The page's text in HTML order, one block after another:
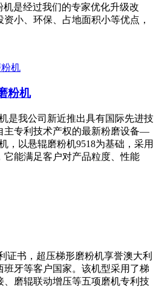
机是经过我们的专家优化升级改
小、环保、占地面积小等优点，
粉机
是我公司新近推出具有国际先进技
主专利技术产权的最新粉磨设备—
，以悬辊磨粉机9518为基础，采用
它能满足客户对产品粒度、性能
证书，超压梯形磨粉机享誉澳大利
班牙等客户国家。该机型采用了梯
、磨辊联动增压等五项磨机专利技